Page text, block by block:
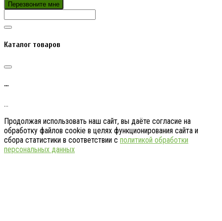
Перезвоните мне
Каталог товаров
…
…
Продолжая использовать наш сайт, вы даёте согласие на
обработку файлов cookie в целях функционирования сайта и
сбора статистики в соответствии с политикой обработки
персональных данных